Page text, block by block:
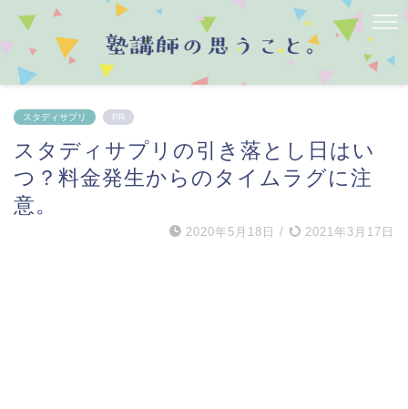
スタディサプリ PR
スタディサプリの引き落とし日はい
つ？料金発生からのタイムラグに注
意。
2020年5月18日 / 2021年3月17日